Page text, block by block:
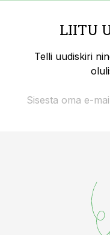
LIITU
Telli uudiskiri